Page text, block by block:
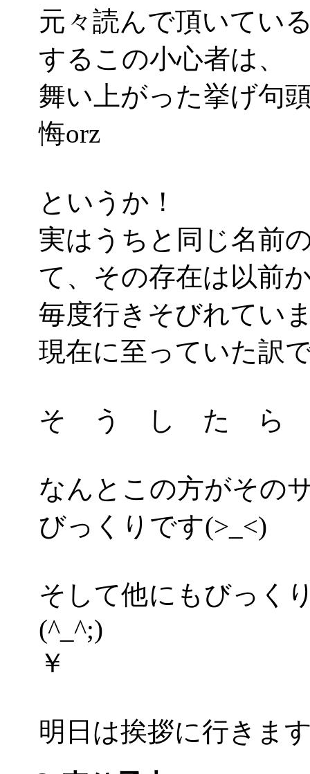
元々読んで頂いてい
するこの小心者は、
舞い上がった挙げ句
悔orz
というか！
実はうちと同じ名前
て、その存在は以前
毎度行きそびれてい
現在に至っていた訳
そ う し た ら
なんとこの方がその
びっくりです(>_<)
そして他にもびっく
(^_^;)
￥
明日は挨拶に行きま